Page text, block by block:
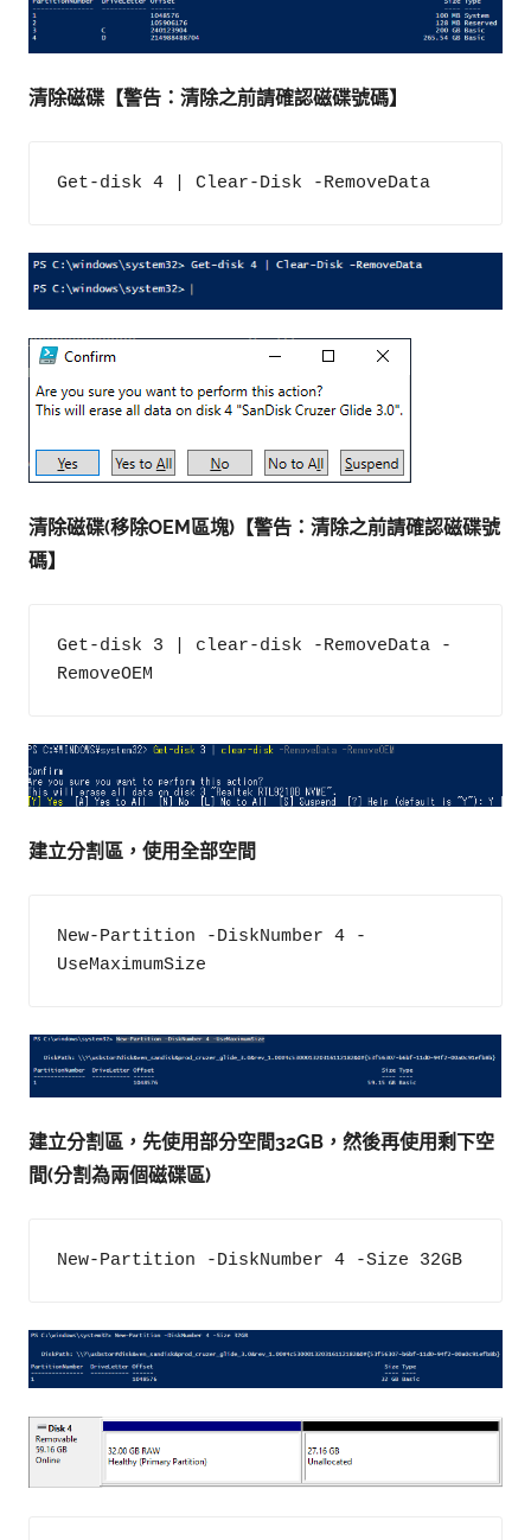
清除磁碟【警告：清除之前請確認磁碟號碼】
Get-disk 4 | Clear-Disk -RemoveData
清除磁碟(移除OEM區塊)【警告：清除之前請確認磁碟號
碼】
Get-disk 3 | clear-disk -RemoveData -
RemoveOEM
建立分割區，使用全部空間
New-Partition -DiskNumber 4 -
UseMaximumSize
建立分割區，先使用部分空間32GB，然後再使用剩下空
間(分割為兩個磁碟區)
New-Partition -DiskNumber 4 -Size 32GB